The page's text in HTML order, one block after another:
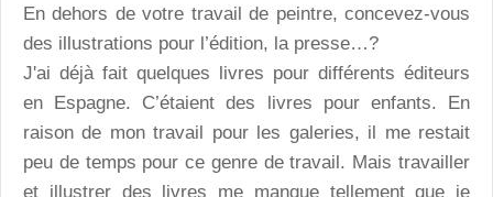
En dehors de votre travail de peintre, concevez-vous
des illustrations pour l’édition, la presse…?
J'ai déjà fait quelques livres pour différents éditeurs
en Espagne. C’étaient des livres pour enfants. En
raison de mon travail pour les galeries, il me restait
peu de temps pour ce genre de travail. Mais travailler
et illustrer des livres me manque tellement que je